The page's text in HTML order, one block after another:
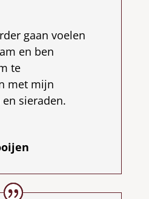
gaan voelen
en ben
te
met mijn
sieraden.